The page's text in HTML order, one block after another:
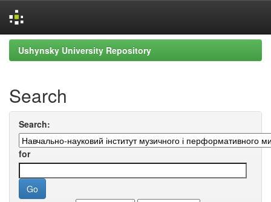
Skip
navigation
Ushynsky University Repository
Search
Search:
for